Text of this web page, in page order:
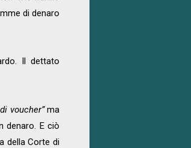
di denaro
Il dettato
voucher”ma
denaro. E ciò
della Corte di